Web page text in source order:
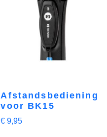
Afstandsbediening
voor BK15
€ 9,95